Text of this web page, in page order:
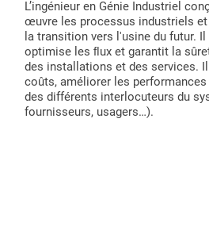
L’ingénieur en Génie Industriel
œuvre les processus industriels
la transition vers l'usine du futur.
optimise les ﬂux et garantit la
des installations et des services.
coûts, améliorer les
des différents interlocuteurs du
fournisseurs, usagers…).